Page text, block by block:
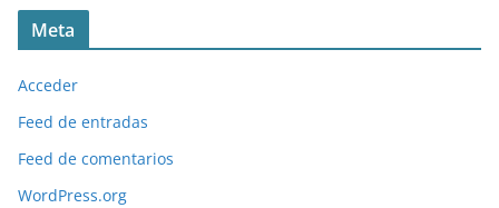
Meta
Acceder
Feed de entradas
Feed de comentarios
WordPress.org